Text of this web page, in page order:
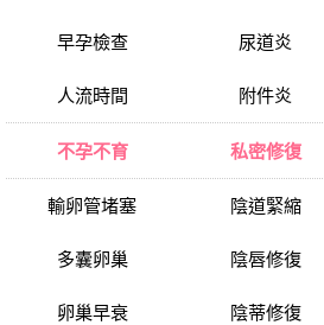
早孕檢查
人流時間
尿道炎
附件炎
不孕不育
輸卵管堵塞
多囊卵巢
卵巢早衰
私密修復
陰道緊縮
陰唇修復
陰蒂修復